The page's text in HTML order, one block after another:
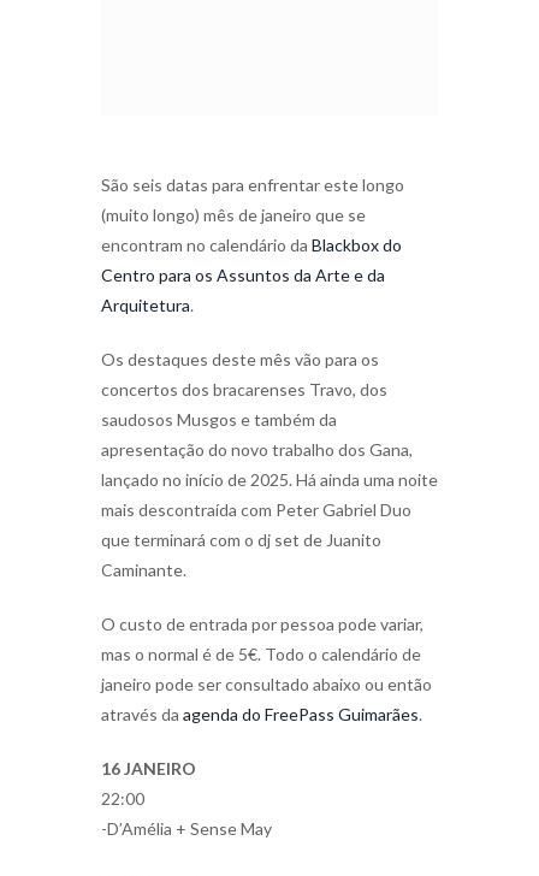
São seis datas para enfrentar este longo
(muito longo) mês de janeiro que se
encontram no calendário da Blackbox do
Centro para os Assuntos da Arte e da
Arquitetura.
Os destaques deste mês vão para os
concertos dos bracarenses Travo, dos
saudosos Musgos e também da
apresentação do novo trabalho dos Gana,
lançado no início de 2025. Há ainda uma noite
mais descontraída com Peter Gabriel Duo
que terminará com o dj set de Juanito
Caminante.
O custo de entrada por pessoa pode variar,
mas o normal é de 5€. Todo o calendário de
janeiro pode ser consultado abaixo ou então
através da agenda do FreePass Guimarães.
16 JANEIRO
22:00
-D’Amélia + Sense May